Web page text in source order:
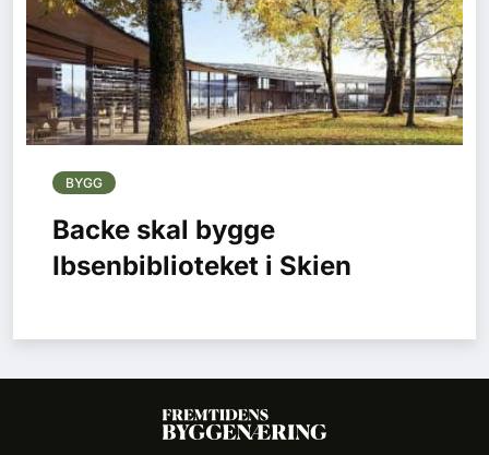
BYGG
Backe skal bygge
Ibsenbiblioteket i Skien